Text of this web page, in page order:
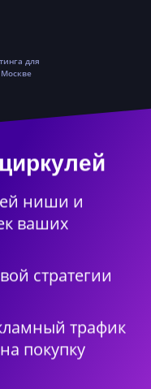
для
ниши и
ваших
стратегии
трафик
покупку